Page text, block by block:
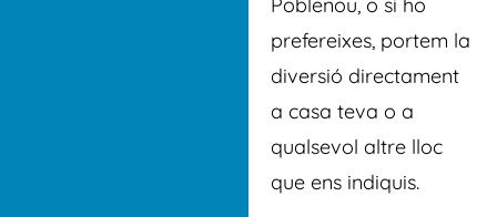
prefereixes, portem la
diversió directament
a casa teva o a
qualsevol altre lloc
que ens indiquis.